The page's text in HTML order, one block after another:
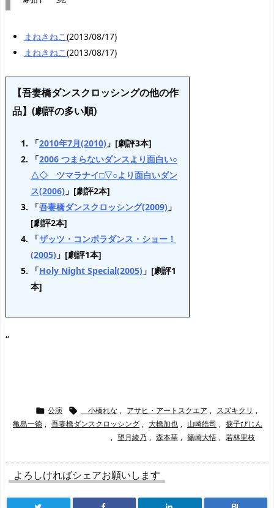
まねきねこ(2013/08/17)
まねきねこ(2013/08/17)
【吾妻橋ダンスクロッシングの他の作
品】(劇評の多い順)
「2010年7月(2010) 」[劇評3本]
「2006 つまらないダンスより面白い○
△◇ ツマラナイ□▽○より面白いダン
ス(2006) 」[劇評2本]
「吾妻橋ダンスクロッシング(2009) 」
[劇評2本]
「ザッツ・コンポラダンス・ショー！
(2005) 」[劇評1本]
「Holy Night Special(2005) 」[劇評1
本]
“
 公演  小橋れな , アサヒ・アートスクエア , スズキクリ ,
亀島一徳 , 吾妻橋ダンスクロッシング , 大橋加也 , 山崎皓司 , 捩子ぴじん
, 望月綾乃 , 森本華 , 篠崎大悟 , 若林里枝
よろしければシェアお願いします